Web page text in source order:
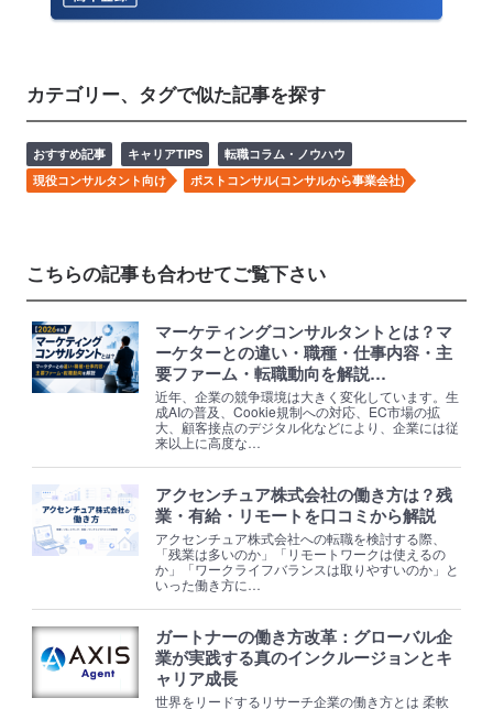
カテゴリー、タグで似た記事を探す
おすすめ記事 キャリアTIPS
転職コラム・ノウハウ
現役コンサルタント向け
ポストコンサル(コンサルから事業会社)
こちらの記事も合わせてご覧下さい
マーケティングコンサルタントとは？マ
ーケターとの違い・職種・仕事内容・主
要ファーム・転職動向を解説…
近年、企業の競争環境は大きく変化しています。生
成AIの普及、Cookie規制への対応、EC市場の拡
大、顧客接点のデジタル化などにより、企業には従
来以上に高度な…
アクセンチュア株式会社の働き方は？残
業・有給・リモートを口コミから解説
アクセンチュア株式会社への転職を検討する際、
「残業は多いのか」「リモートワークは使えるの
か」「ワークライフバランスは取りやすいのか」と
いった働き方に…
ガートナーの働き方改革：グローバル企
業が実践する真のインクルージョンとキ
ャリア成長
世界をリードするリサーチ企業の働き方とは 柔軟